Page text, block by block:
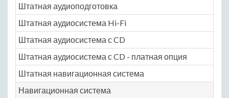
Штатная аудиоподготовка
Штатная аудиосистема Hi-Fi
Штатная аудиосистема с CD
Штатная аудиосистема с CD - платная опция
Штатная навигационная система
Навигационная система